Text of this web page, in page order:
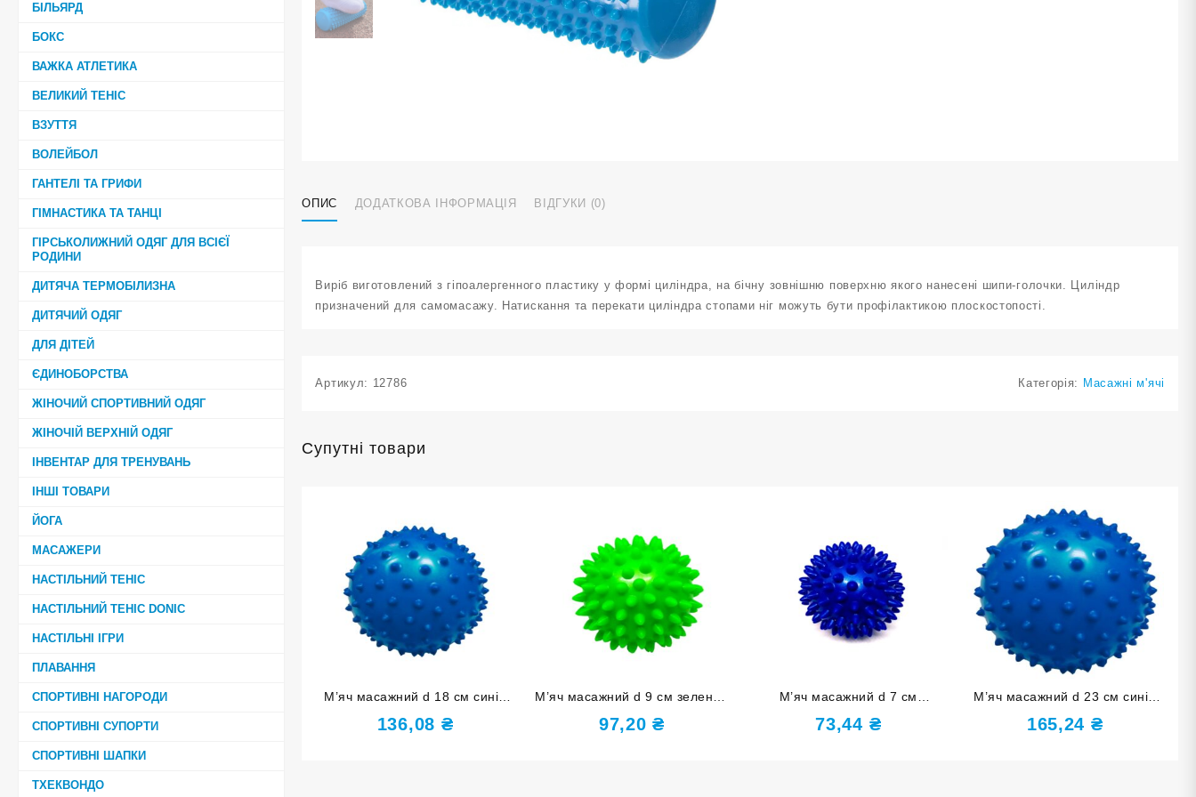
БІЛЬЯРД
БОКС
ВАЖКА АТЛЕТИКА
ВЕЛИКИЙ ТЕНІС
ВЗУТТЯ
ВОЛЕЙБОЛ
ГАНТЕЛІ ТА ГРИФИ
ГІМНАСТИКА ТА ТАНЦІ
ГІРСЬКОЛИЖНИЙ ОДЯГ ДЛЯ ВСІЄЇ
РОДИНИ
ДИТЯЧА ТЕРМОБІЛИЗНА
ДИТЯЧИЙ ОДЯГ
ДЛЯ ДІТЕЙ
ЄДИНОБОРСТВА
ЖІНОЧИЙ СПОРТИВНИЙ ОДЯГ
ЖІНОЧІЙ ВЕРХНІЙ ОДЯГ
ІНВЕНТАР ДЛЯ ТРЕНУВАНЬ
ІНШІ ТОВАРИ
ЙОГА
МАСАЖЕРИ
НАСТІЛЬНИЙ ТЕНІС
НАСТІЛЬНИЙ ТЕНІС DONIC
НАСТІЛЬНІ ІГРИ
ПЛАВАННЯ
СПОРТИВНІ НАГОРОДИ
СПОРТИВНІ СУПОРТИ
СПОРТИВНІ ШАПКИ
ТХЕКВОНДО
ОПИС ДОДАТКОВА ІНФОРМАЦІЯ ВІДГУКИ (0)
Виріб виготовлений з гіпоалергенного пластику у формі циліндра, на бічну зовнішню поверхню якого нанесені шипи-голочки. Циліндр
призначений для самомасажу. Натискання та перекати циліндра стопами ніг можуть бути профілактикою плоскостопості.
Артикул: 12786 Категорія: Масажні м'ячі
Супутні товари
М’яч масажний d 18 см синій
надувний D18 (150Гр)-С
136,08 ₴
М’яч масажний d 9 см зелений
надувний D9 (60Гр)-З
97,20₴
М’яч масажний d 7 см
надувний синій D7-С
73,44 ₴
М’яч масажний d 23 см синій
надувний D23 (180Гр)-С
165,24 ₴